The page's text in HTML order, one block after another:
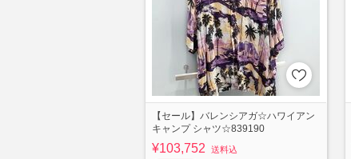
【セール】バレンシアガ☆ハワイアン
キャンプ シャツ☆839190
¥103,752
送料込